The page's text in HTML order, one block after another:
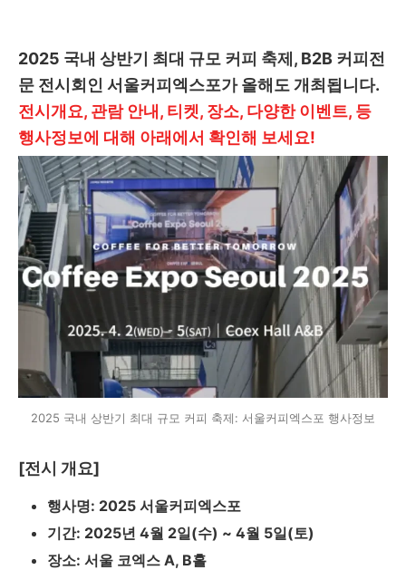
2025 국내 상반기 최대 규모 커피 축제, B2B 커피전
문 전시회인 서울커피엑스포가 올해도 개최됩니다.
전시개요, 관람 안내, 티켓, 장소, 다양한 이벤트, 등
행사정보에 대해 아래에서 확인해 보세요!
2025 국내 상반기 최대 규모 커피 축제: 서울커피엑스포 행사정보
[전시 개요]
행사명: 2025 서울커피엑스포
기간: 2025년 4월 2일(수) ~ 4월 5일(토)
장소: 서울 코엑스 A, B홀